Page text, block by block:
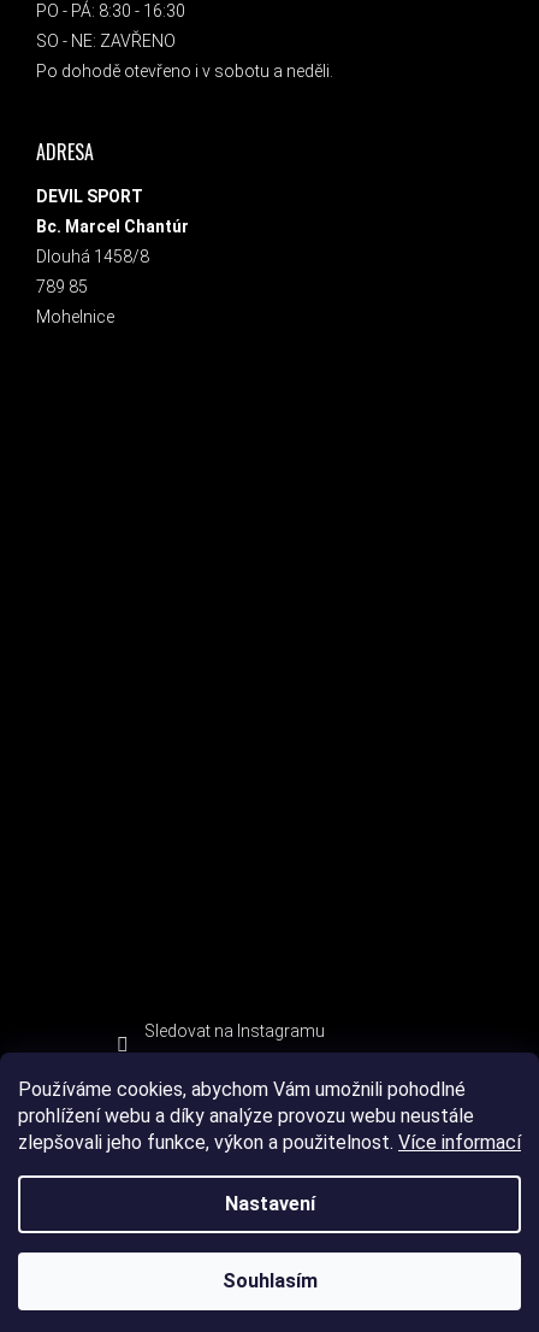
Používáme cookies, abychom Vám umožnili pohodlné
prohlížení webu a díky analýze provozu webu neustále
zlepšovali jeho funkce, výkon a použitelnost. Více informací
Nastavení
Souhlasím
PO - PÁ: 8:30 - 16:30
SO - NE: ZAVŘENO
Po dohodě otevřeno i v sobotu a neděli.
ADRESA
DEVIL SPORT
Bc. Marcel Chantúr
Dlouhá 1458/8
789 85
Mohelnice
Sledovat na Instagramu
DEVIL SPORT. Všechna práva vyhrazena.